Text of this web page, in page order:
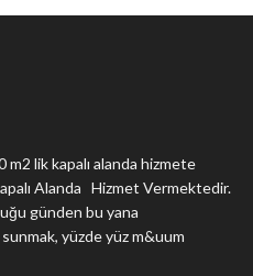
m2 lik kapalı alanda hizmete
Alanda Hizmet Vermektedir.
günden bu yana
yüzde yüz m&uum